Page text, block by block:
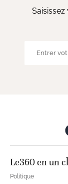
Le360 en un
Politique